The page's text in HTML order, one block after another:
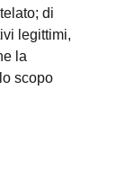
di
legittimi,
la
scopo